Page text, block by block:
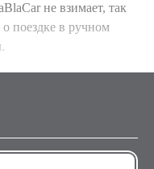
не взимает, так
поездке в ручном